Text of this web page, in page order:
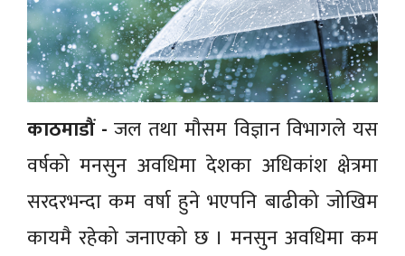
काठमाडौं -जल तथा मौसम विज्ञान विभागले यस
वर्षको मनसुन अवधिमा देशका अधिकांश क्षेत्रमा
सरदरभन्दा कम वर्षा हुने भएपनि बाढीको जोखिम
कायमै रहेको जनाएको छ । मनसुन अवधिमा कम